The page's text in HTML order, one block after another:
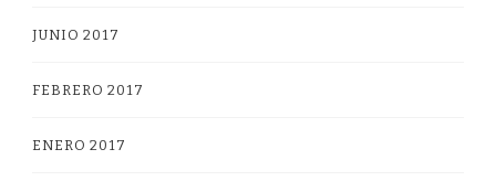
JUNIO 2017
FEBRERO 2017
ENERO 2017